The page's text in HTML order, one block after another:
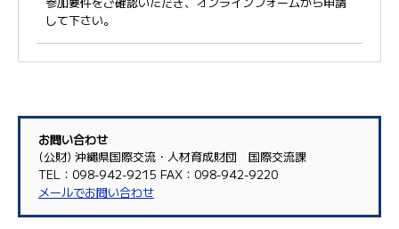
して下さい。
お問い合わせ
(公財) 沖縄県国際交流・人材育成財団 国際交流課
TEL：098-942-9215 FAX：098-942-9220
メールでお問い合わせ